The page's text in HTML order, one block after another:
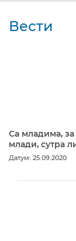
Вести
Са младима,
млади, сутра
Датум: 25.09.2020